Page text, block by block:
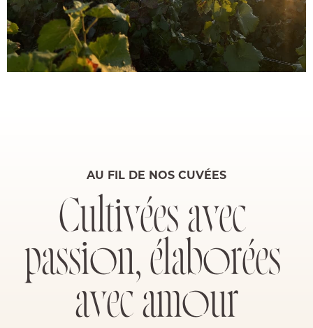
AU FIL DE NOS CUVÉES
Cultivées avec
passion, élaborées
avec amour